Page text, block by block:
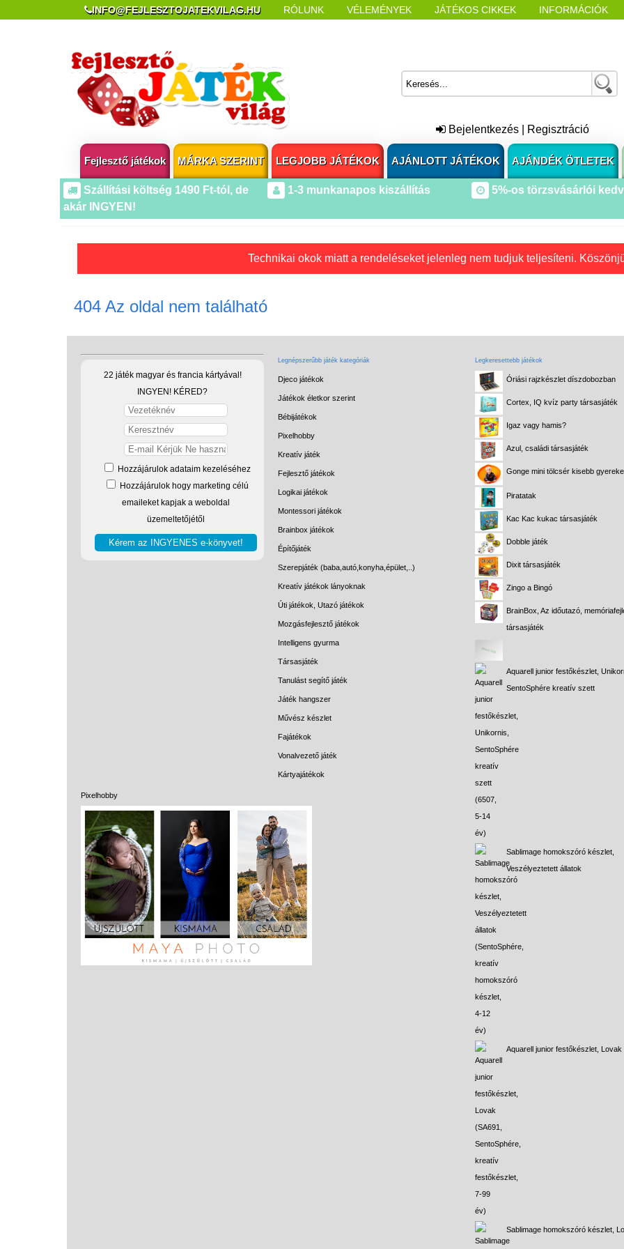
INFO@FEJLESZTOJATEKVILAG.HU RÓLUNK VÉLEMÉNYEK JÁTÉKOS CIKKEK INFORMÁCIÓK
Bejelentkezés Regisztráció
Fejlesztő játékok MÁRKA SZERINT LEGJOBB JÁTÉKOK AJÁNLOTT JÁTÉKOK AJÁNDÉK ÖTLETEK
Szállítási költség 1490 Ft-tól, de
akár INGYEN!
1-3 munkanapos kiszállítás 5%-os törzsvásárlói
Technikai okok miatt a rendeléseket jelenleg nem tudjuk teljesíteni.
404 Az oldal nem található
22 játék magyar és francia kártyával!
INGYEN! KÉRED?
Hozzájárulok adataim kezeléséhez
Hozzájárulok hogy marketing célú
emaileket kapjak a weboldal
üzemeltetőjétől
Pixelhobby
Legnépszerűbb játék kategóriák
Djeco játékok
Játékok életkor szerint
Bébijátékok
Pixelhobby
Kreatív játék
Fejlesztő játékok
Logikai játékok
Montessori játékok
Brainbox játékok
Építőjáték
Szerepjáték (baba,autó,konyha,épület,..)
Kreatív játékok lányoknak
Úti játékok, Utazó játékok
Mozgásfejlesztő játékok
Intelligens gyurma
Társasjáték
Tanulást segítő játék
Játék hangszer
Művész készlet
Fajátékok
Vonalvezető játék
Kártyajátékok
Legkeresettebb játékok
Óriási rajzkészlet díszdobozban
Cortex, IQ kvíz party társasjáték
Igaz vagy hamis?
Azul, családi társasjáték
Gonge mini tölcsér kisebb
Piratatak
Kac Kac kukac társasjáték
Dobble játék
Dixit társasjáték
Zingo a Bingó
BrainBox, Az időutazó,
társasjáték
Aquarell junior festőkészlet,
SentoSphére kreatív szett
Sablimage homokszóró készlet,
Veszélyeztetett állatok
Aquarell junior festőkészlet, Lovak
Sablimage homokszóró készlet,